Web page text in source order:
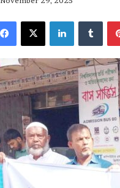
Facebook
X LinkedIn